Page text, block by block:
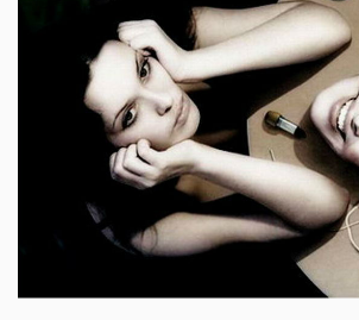
30+ 1970
Гурме 1710
Пътувай
Здраве 389